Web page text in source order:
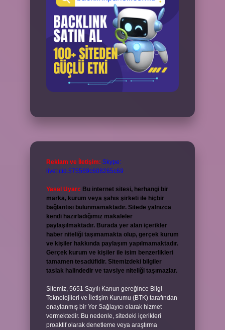
Reklam ve İletişim: Skype:
live:.cid.575569c608265c69
Yasal Uyarı: Bu internet sitesi, herhangi bir
marka, kurum veya şahıs şirketi ile hiçbir
bağlantısı bulunmamaktadır. Sitede yalnızca
kendi hazırladığımız makaleler
paylaşılmaktadır. Burada yer alan içerikler
haber niteliği taşımamakta olup, gerçek kurum
ve kişiler hakkında paylaşım yapılmamaktadır.
Gerçek kurum ve kişiler ile isim benzerlikleri
tamamen tesadüfidir. Sitemizdeki bilgiler
taslak halindedir ve tavsiye niteliği taşımazlar.
Sitemiz, 5651 Sayılı Kanun gereğince Bilgi
Teknolojileri ve İletişim Kurumu (BTK) tarafından
onaylanmış bir Yer Sağlayıcı olarak hizmet
vermektedir. Bu nedenle, sitedeki içerikleri
proaktif olarak denetleme veya araştırma